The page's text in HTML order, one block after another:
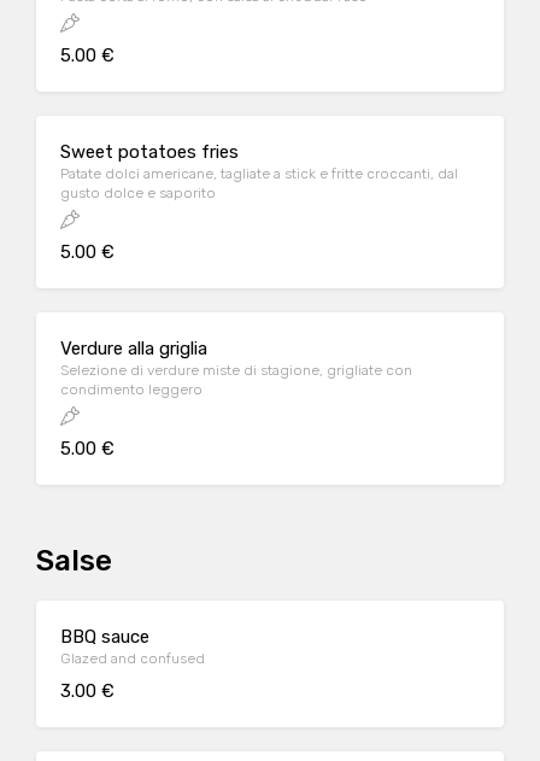
5.00 €
Sweet potatoes fries
Patate dolci americane, tagliate a stick e fritte croccanti, dal
gusto dolce e saporito
5.00 €
Verdure alla griglia
Selezione di verdure miste di stagione, grigliate con
condimento leggero
5.00 €
Salse
BBQ sauce
Glazed and confused
3.00 €